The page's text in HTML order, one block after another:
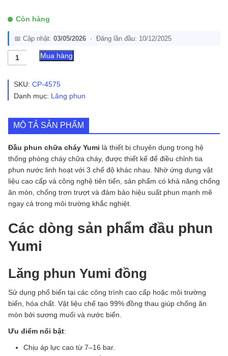
Còn hàng
📅 Cập nhật: 03/05/2026 · Đăng lần đầu: 10/12/2025
Đầu
phun
cháy
số
Mua hàng
SKU: CP-4575
Danh mục: Lăng phun
MÔ TẢ SẢN PHẨM
Đầu phun chữa cháy Yumi là thiết bị chuyên dụng trong hệ
thống phòng cháy chữa cháy, được thiết kế để điều chỉnh tia
phun nước linh hoạt với 3 chế độ khác nhau. Nhờ ứng dụng vật
liệu cao cấp và công nghệ tiên tiến, sản phẩm có khả năng chống
ăn mòn, chống trơn trượt và đảm bảo hiệu suất phun mạnh mẽ
ngay cả trong môi trường khắc nghiệt.
Các dòng sản phẩm đầu phun
Yumi
Lăng phun Yumi đồng
Sử dụng phổ biến tại các công trình cao cấp hoặc môi trường
biển, hóa chất. Vật liệu chế tạo 99% đồng thau giúp chống ăn
mòn bởi sương muối và nước biển.
Ưu điểm nổi bật:
Chịu áp lực cao từ 7–16 bar.